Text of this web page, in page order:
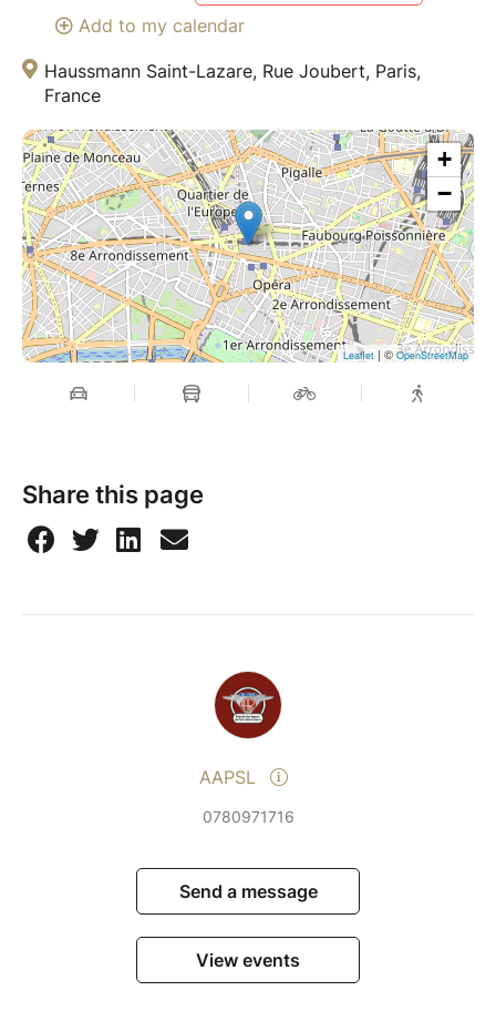
Add to my calendar
Haussmann Saint-Lazare, Rue Joubert, Paris,
France
+
−
Leaflet| ©OpenStreetMap
Share this page
AAPSL
0780971716
Send a message
View events